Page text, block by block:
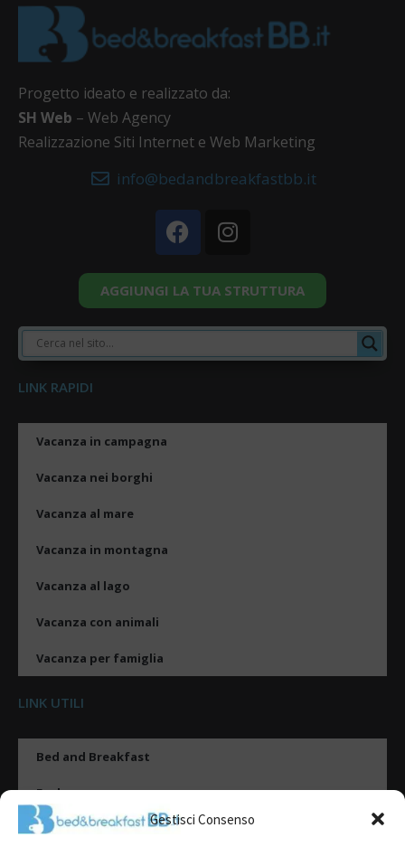
Gestisci Consenso
Progetto ideato e realizzato da:
SH Web – Web Agency
Realizzazione Siti Internet e Web Marketing
info@bedandbreakfastbb.it
AGGIUNGI LA TUA STRUTTURA
LINK RAPIDI
Vacanza in campagna
Vacanza nei borghi
Vacanza al mare
Vacanza in montagna
Vacanza al lago
Vacanza con animali
Vacanza per famiglia
LINK UTILI
Bed and Breakfast
Esplora
Tipologie di alloggio